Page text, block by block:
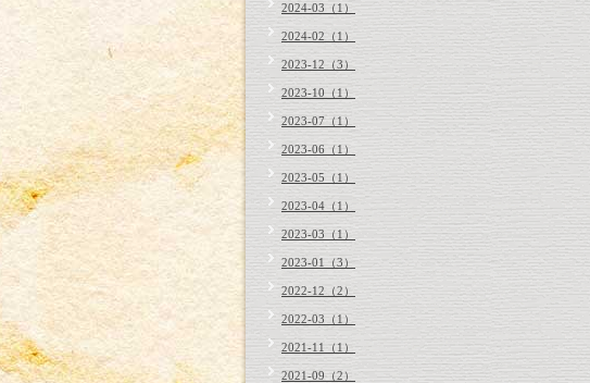
2024-03（1）
2024-02（1）
2023-12（3）
2023-10（1）
2023-07（1）
2023-06（1）
2023-05（1）
2023-04（1）
2023-03（1）
2023-01（3）
2022-12（2）
2022-03（1）
2021-11（1）
2021-09（2）